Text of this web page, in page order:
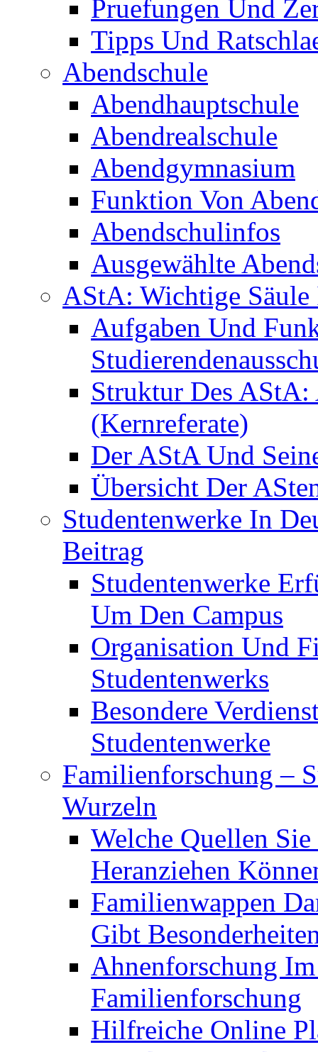
Pruefungen Und
Tipps Und
Abendschule
Abendhauptschule
Abendrealschule
Abendgymnasium
Funktion Von
Abendschulinfos
Ausgewählte
AStA: Wichtige
Aufgaben Und
Struktur Des
(Kernreferate)
Der AStA Und
Übersicht Der
Studentenwerke In
Beitrag
Studentenwerke
Um Den Campus
Organisation Und
Studentenwerks
Besondere
Studentenwerke
Familienforschung –
Wurzeln
Welche Quellen
Heranziehen
Familienwappen
Gibt
Ahnenforschung
Familienforschung
Hilfreiche Online